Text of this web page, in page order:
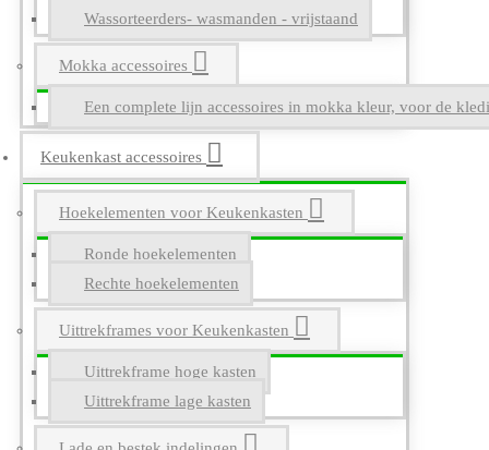
Wassorteerders- wasmanden - vrijstaand
Mokka accessoires
Een complete lijn accessoires in mokka kleur, voor de
Keukenkast accessoires
Hoekelementen voor Keukenkasten
Ronde hoekelementen
Rechte hoekelementen
Uittrekframes voor Keukenkasten
Uittrekframe hoge kasten
Uittrekframe lage kasten